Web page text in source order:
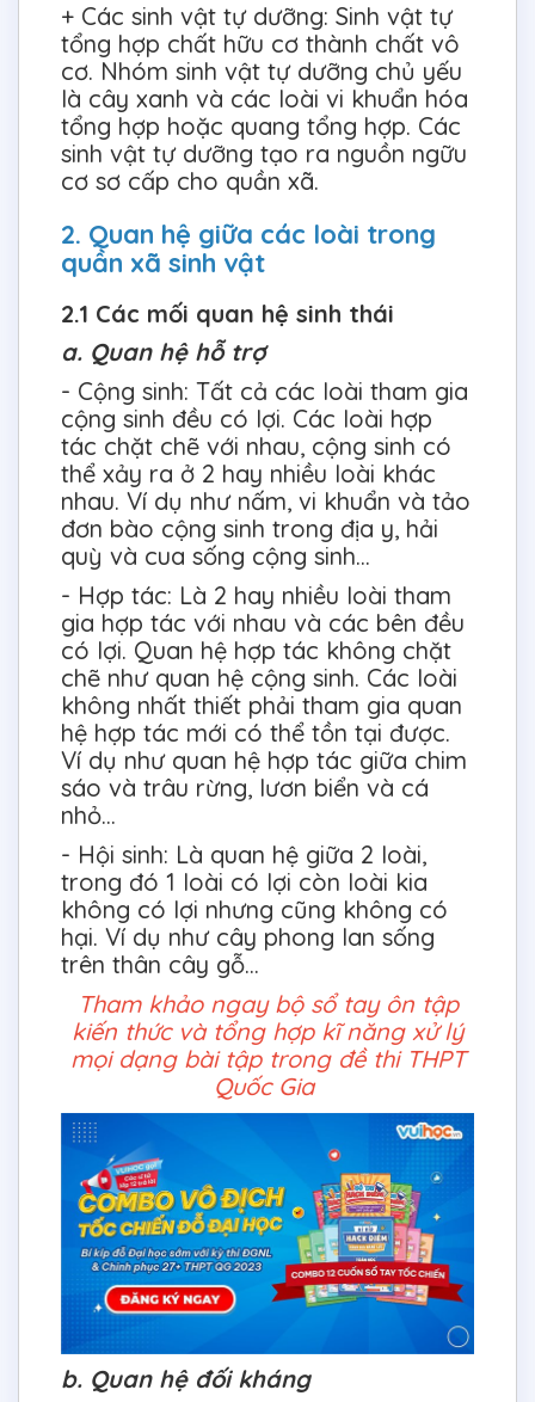
+ Các sinh vật tự dưỡng: Sinh vật tự
tổng hợp chất hữu cơ thành chất vô
cơ. Nhóm sinh vật tự dưỡng chủ yếu
là cây xanh và các loài vi khuẩn hóa
tổng hợp hoặc quang tổng hợp. Các
sinh vật tự dưỡng tạo ra nguồn ngữu
cơ sơ cấp cho quần xã.
2. Quan hệ giữa các loài trong
quần xã sinh vật
2.1 Các mối quan hệ sinh thái
a. Quan hệ hỗ trợ
- Cộng sinh: Tất cả các loài tham gia
cộng sinh đều có lợi. Các loài hợp
tác chặt chẽ với nhau, cộng sinh có
thể xảy ra ở 2 hay nhiều loài khác
nhau. Ví dụ như nấm, vi khuẩn và tảo
đơn bào cộng sinh trong địa y, hải
quỳ và cua sống cộng sinh...
- Hợp tác: Là 2 hay nhiều loài tham
gia hợp tác với nhau và các bên đều
có lợi. Quan hệ hợp tác không chặt
chẽ như quan hệ cộng sinh. Các loài
không nhất thiết phải tham gia quan
hệ hợp tác mới có thể tồn tại được.
Ví dụ như quan hệ hợp tác giữa chim
sáo và trâu rừng, lươn biển và cá
nhỏ...
- Hội sinh: Là quan hệ giữa 2 loài,
trong đó 1 loài có lợi còn loài kia
không có lợi nhưng cũng không có
hại. Ví dụ như cây phong lan sống
trên thân cây gỗ...
Tham khảo ngay bộ sổ tay ôn tập
kiến thức và tổng hợp kĩ năng xử lý
mọi dạng bài tập trong đề thi THPT
Quốc Gia
b. Quan hệ đối kháng